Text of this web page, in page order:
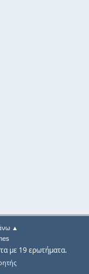
▲
με 19 ερωτήματα.